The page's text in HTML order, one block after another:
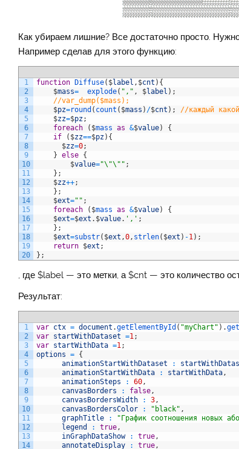
Как убираем лишние? Все достаточно просто.
Например сделав для этого функцию:
1
2
3
4
5
6
7
8
9
10
11
12
13
14
15
16
17
18
19
20
function Diffuse( $label , $cnt ) {
$mass= explode( "," , $label ) ;
//var_dump($mass);
$pz=round ( count ( $mass ) /$cnt ) ;
//каждый
$zz=$pz;
foreach
( $mass as &$value)
{
if
( $zz==$pz) {
$zz=0;
} else {
$value="\"\"" ;
} ;
$zz++;
} ;
$ext="" ;
foreach
( $mass as &$value)
{
$ext=$ext . $value. ',' ;
} ;
$ext=substr( $ext ,0, strlen( $ext ) -1) ;
return $ext ;
} ;
, где $label — это метки, а $cnt — это количество
Результат:
1
2
3
4
5
6
7
8
9
10
11
12
13
14
var ctx = document .getElementById ( "myChart" ) .
var startWithDataset =1;
var startWithData =1;
options = {
animationStartWithDataset
:
animationStartWithData
: startWithData,
animationSteps
: 60,
canvasBorders
: false,
canvasBordersWidth
: 3,
canvasBordersColor
: "black" ,
graphTitle
: "График соотношения новых
legend
: true,
inGraphDataShow
: true,
annotateDisplay
: true,